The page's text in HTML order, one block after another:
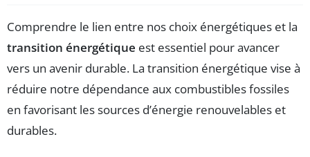
Comprendre le lien entre nos choix énergétiques et la
transition énergétique est essentiel pour avancer
vers un avenir durable. La transition énergétique vise à
réduire notre dépendance aux combustibles fossiles
en favorisant les sources d’énergie renouvelables et
durables.